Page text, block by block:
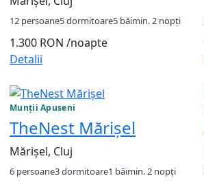
12 persoane5 dormitoare5 băimin. 2 nopți
1.300 RON /noapte
Detalii
Munții Apuseni
TheNest Mărișel
Mărișel, Cluj
6 persoane3 dormitoare1 băimin. 2 nopți